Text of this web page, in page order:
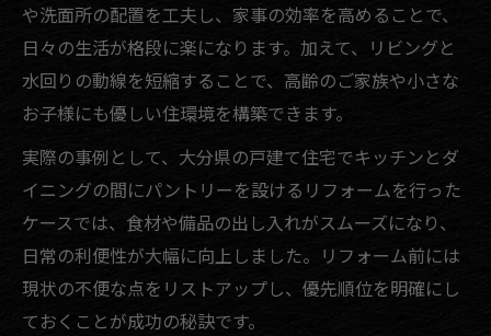
リフォームによるトイレ快適化のアイデア
集
FIT卒業後の太陽光活用法を徹底解説
リフォームで叶える卒FIT後の太陽光有効活
用法
太陽光発電の自家消費化リフォームのポイ
ント
卒FIT後の電気代節約術をリフォームで実現
リフォームが支える卒FIT後の暮らしの質向
や洗面所の配置を工夫し、家事の効率を高めることで、
日々の生活が格段に楽になります。加えて、リビングと
水回りの動線を短縮することで、高齢のご家族や小さな
お子様にも優しい住環境を構築できます。
実際の事例として、大分県の戸建て住宅でキッチンとダ
イニングの間にパントリーを設けるリフォームを行った
ケースでは、食材や備品の出し入れがスムーズになり、
日常の利便性が大幅に向上しました。リフォーム前には
現状の不便な点をリストアップし、優先順位を明確にし
ておくことが成功の秘訣です。